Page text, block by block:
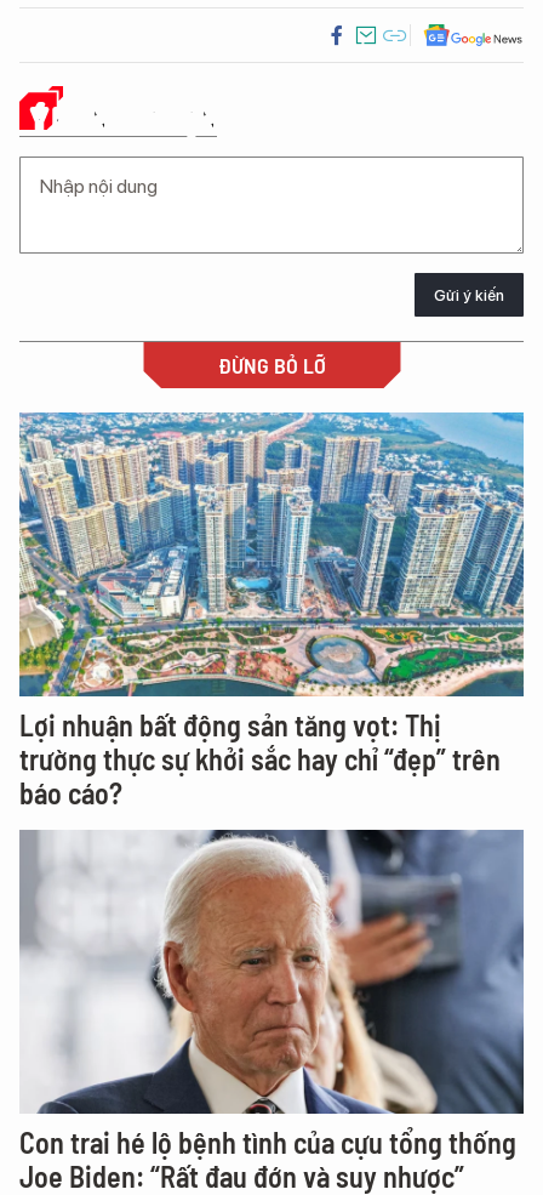
Ý KIẾN CỦA BẠN
Gửi ý kiến
ĐỪNG BỎ LỠ
Lợi nhuận bất động sản tăng vọt: Thị
trường thực sự khởi sắc hay chỉ “đẹp” trên
báo cáo?
Con trai hé lộ bệnh tình của cựu tổng thống
Joe Biden: “Rất đau đớn và suy nhược”